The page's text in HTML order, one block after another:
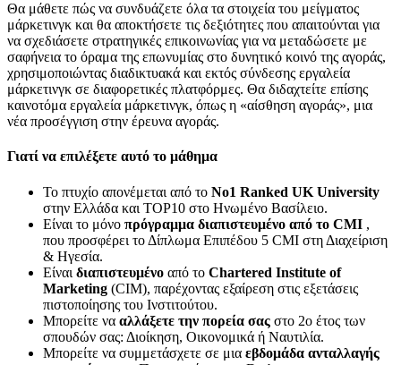
Θα μάθετε πώς να συνδυάζετε όλα τα στοιχεία του μείγματος
μάρκετινγκ και θα αποκτήσετε τις δεξιότητες που απαιτούνται για
να σχεδιάσετε στρατηγικές επικοινωνίας για να μεταδώσετε με
σαφήνεια το όραμα της επωνυμίας στο δυνητικό κοινό της αγοράς,
χρησιμοποιώντας διαδικτυακά και εκτός σύνδεσης εργαλεία
μάρκετινγκ σε διαφορετικές πλατφόρμες. Θα διδαχτείτε επίσης
καινοτόμα εργαλεία μάρκετινγκ, όπως η «αίσθηση αγοράς», μια
νέα προσέγγιση στην έρευνα αγοράς.
Γιατί να επιλέξετε αυτό το μάθημα
Το πτυχίο απονέμεται από το No1 Ranked UK University
στην Ελλάδα και TOP10 στο Ηνωμένο Βασίλειο.
Είναι το μόνο πρόγραμμα διαπιστευμένο από το CMI ,
που προσφέρει το Δίπλωμα Επιπέδου 5 CMI στη Διαχείριση
& Ηγεσία.
Είναι διαπιστευμένο από το Chartered Institute of
Marketing (CIM), παρέχοντας εξαίρεση στις εξετάσεις
πιστοποίησης του Ινστιτούτου.
Μπορείτε να αλλάξετε την πορεία σας στο 2ο έτος των
σπουδών σας: Διοίκηση, Οικονομικά ή Ναυτιλία.
Μπορείτε να συμμετάσχετε σε μια εβδομάδα ανταλλαγής